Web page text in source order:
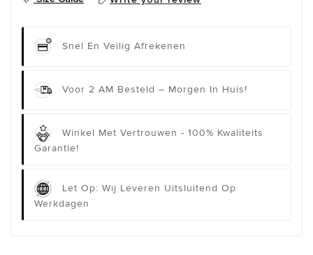
Snel En Veilig Afrekenen
Voor 2 AM Besteld – Morgen In Huis!
Winkel Met Vertrouwen - 100% Kwaliteits
Garantie!
Let Op: Wij Leveren Uitsluitend Op
Werkdagen